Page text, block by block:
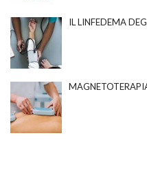
IL LINFEDEMA